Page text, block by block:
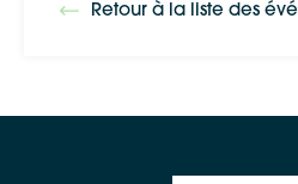
Retour à la liste des